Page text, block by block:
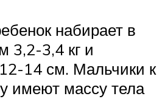
набирает в
3,2-3,4 кг и
14 см. Мальчики к
имеют массу тела